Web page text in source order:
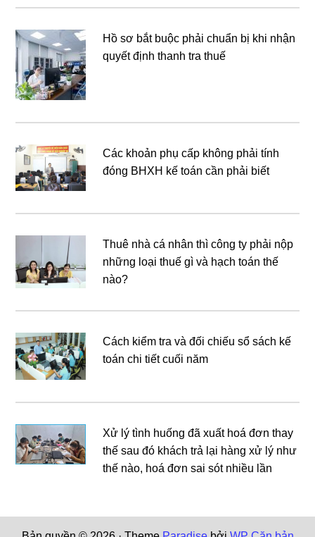
Hồ sơ bắt buộc phải chuẩn bị khi nhận
quyết định thanh tra thuế
Các khoản phụ cấp không phải tính
đóng BHXH kế toán cần phải biết
Thuê nhà cá nhân thì công ty phải nộp
những loại thuế gì và hạch toán thế
nào?
Cách kiểm tra và đối chiếu sổ sách kế
toán chi tiết cuối năm
Xử lý tình huống đã xuất hoá đơn thay
thế sau đó khách trả lại hàng xử lý như
thế nào, hoá đơn sai sót nhiều lần